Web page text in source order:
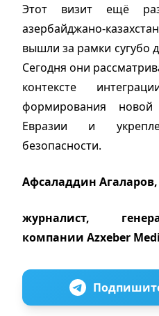
Этот визит ещё
азербайджано-
вышли за рамки сугубо
Сегодня они
контексте
формирования
Евразии и
безопасности.
Афсаладдин Агаларов,
журналист,
компании Azxeber